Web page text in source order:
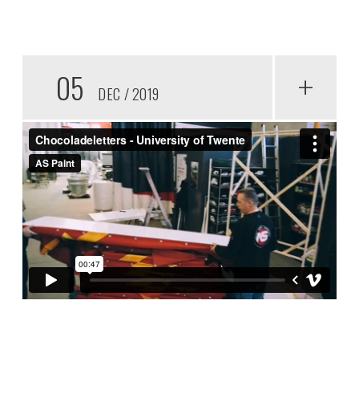
05 DEC 2019 +